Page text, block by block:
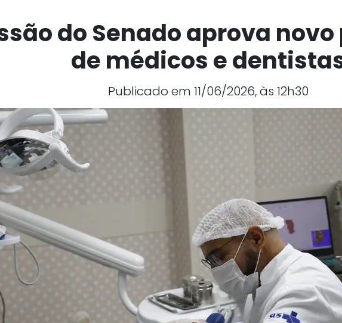
do Senado aprova
de médicos e
Publicado em 11/06/2026, às 12h30